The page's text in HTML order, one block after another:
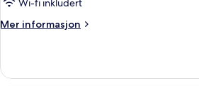
Wi-fi inkludert
Mer informasjon
Mer